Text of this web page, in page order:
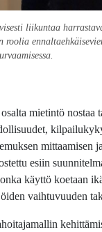
liikuntaa
roolia
osalta mietintö nostaa
mittaamisen
esiin
käyttö koetaan
vaihtuvuuden